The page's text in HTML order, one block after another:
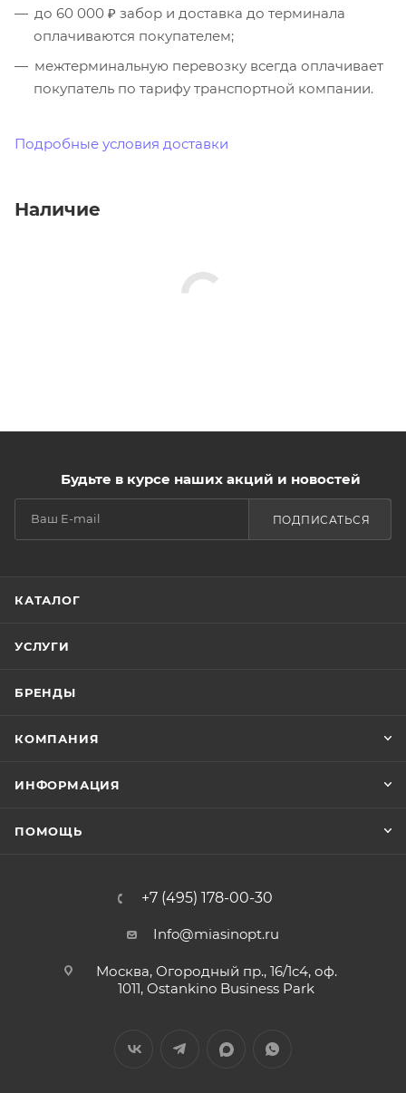
до 60 000 ₽ забор и доставка до терминала
оплачиваются покупателем;
межтерминальную перевозку всегда оплачивает
покупатель по тарифу транспортной компании.
Подробные условия доставки
Наличие
Будьте в курсе наших акций и новостей
ПОДПИСАТЬСЯ
КАТАЛОГ
УСЛУГИ
БРЕНДЫ
КОМПАНИЯ
ИНФОРМАЦИЯ
ПОМОЩЬ
+7 (495) 178-00-30
Info@miasinopt.ru
Москва, Огородный пр., 16/1с4, оф.
1011, Ostankino Business Park